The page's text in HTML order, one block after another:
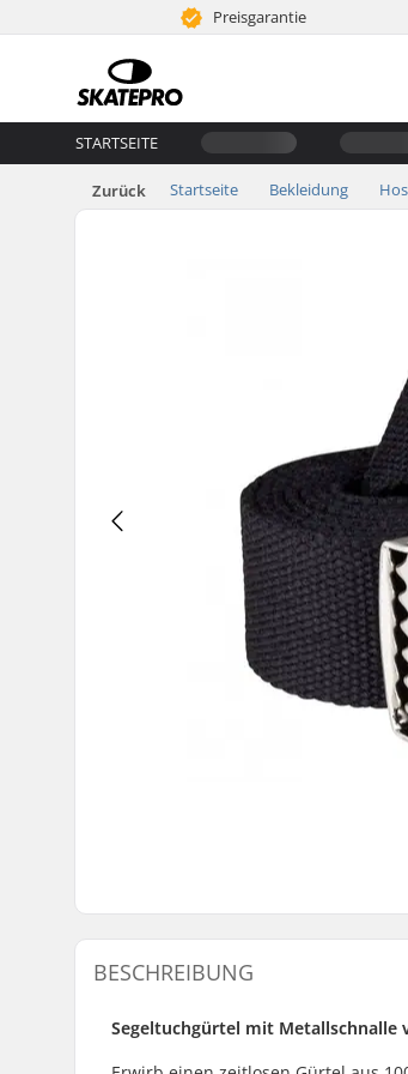
Preisgarantie
STARTSEITE
Zurück Startseite Bekleidung
BESCHREIBUNG
Segeltuchgürtel mit Metallschnalle